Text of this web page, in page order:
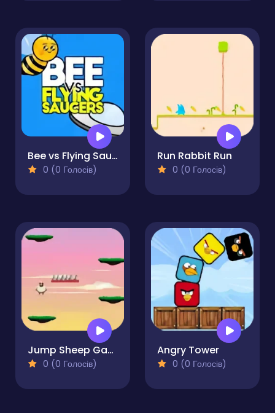
Bee vs Flying Saucers
0 (0 Голосів)
Run Rabbit Run
0 (0 Голосів)
Jump Sheep Game
0 (0 Голосів)
Angry Tower
0 (0 Голосів)